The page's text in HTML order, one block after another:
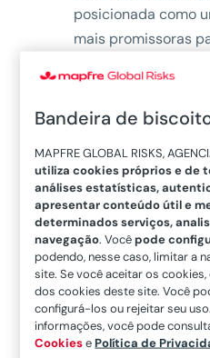
posicionada como
mais promissoras
“Ela é praticamente
e ambientalmente
destacar também
uma central
causas naturais ou
homem, isso não
desastres
explica José
Escritório Técnico
Para que seu
Bandeira de
MAPFRE GLOBAL RISKS,
utiliza cookies próprios e de
análises estatísticas,
apresentar conteúdo útil e
determinados serviços,
navegação. Vocêpode
podendo, nesse caso, limitar a
site. Se você aceitar os
dos cookies deste site. Você
configurá-los ou rejeitar seu
informações, você pode
CookiesePolítica de